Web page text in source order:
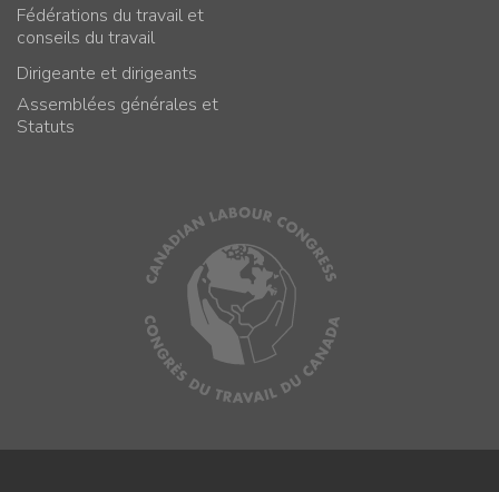
Fédérations du travail et
conseils du travail
Dirigeante et dirigeants
Assemblées générales et
Statuts